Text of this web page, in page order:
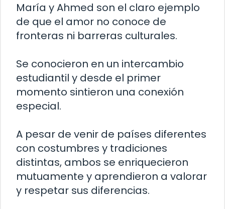
María y Ahmed son el claro ejemplo
de que el amor no conoce de
fronteras ni barreras culturales.
Se conocieron en un intercambio
estudiantil y desde el primer
momento sintieron una conexión
especial.
A pesar de venir de países diferentes
con costumbres y tradiciones
distintas, ambos se enriquecieron
mutuamente y aprendieron a valorar
y respetar sus diferencias.